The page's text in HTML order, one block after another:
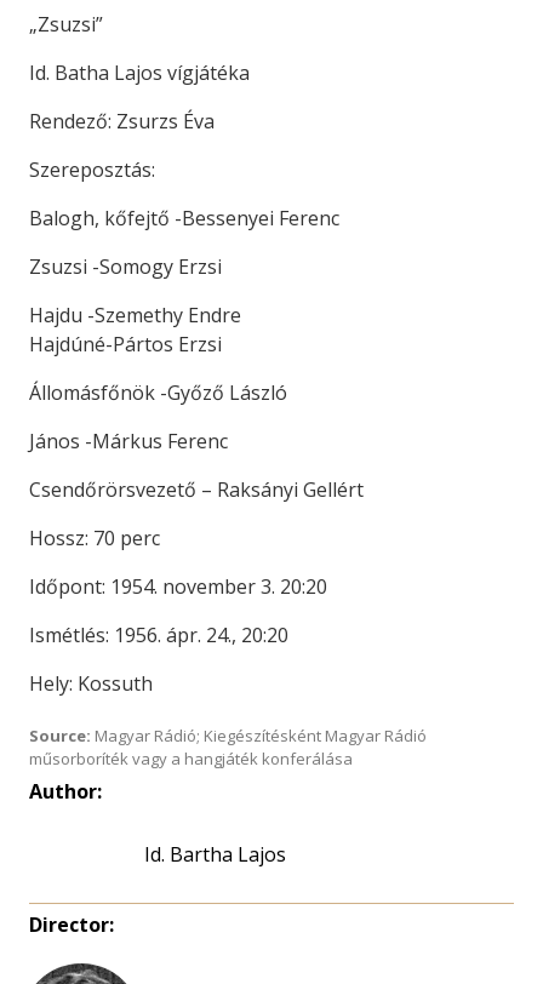
„Zsuzsi”
Id. Batha Lajos vígjátéka
Rendező: Zsurzs Éva
Szereposztás:
Balogh, kőfejtő -Bessenyei Ferenc
Zsuzsi -Somogy Erzsi
Hajdu -Szemethy Endre
Hajdúné-Pártos Erzsi
Állomásfőnök -Győző László
János -Márkus Ferenc
Csendőrörsvezető – Raksányi Gellért
Hossz: 70 perc
Időpont: 1954. november 3. 20:20
Ismétlés: 1956. ápr. 24., 20:20
Hely: Kossuth
Source: Magyar Rádió; Kiegészítésként Magyar Rádió
műsorboríték vagy a hangjáték konferálása
Author:
Id. Bartha Lajos
Director: